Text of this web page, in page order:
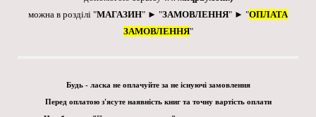
можна в розділі "МАГАЗИН" ► "ЗАМОВЛЕННЯ" ► "ОПЛАТА
ЗАМОВЛЕННЯ"
Будь - ласка не оплачуйте за не існуючі замовлення
Перед оплатою з'ясуте наявність книг та точну вартість оплати